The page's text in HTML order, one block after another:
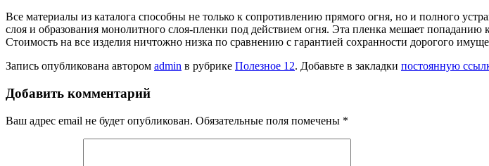
Все материалы из каталога способны не только к сопротивлению прямого огня, но и полного
слоя и образования монолитного слоя-пленки под действием огня. Эта пленка мешает попаданию
Стоимость на все изделия ничтожно низка по сравнению с гарантией сохранности дорогого
Запись опубликована автором admin в рубрике Полезное 12. Добавьте в закладки постоянную
Добавить комментарий
Ваш адрес email не будет опубликован. Обязательные поля помечены *